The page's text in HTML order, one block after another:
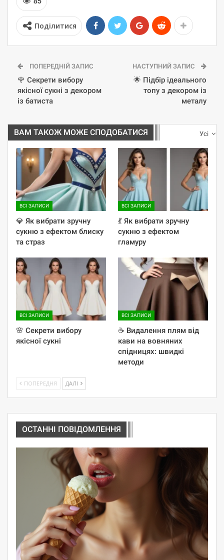
Поділитися
ПОПЕРЕДНІЙ ЗАПИС
🌹 Секрети вибору
якісної сукні з декором
із батиста
НАСТУПНИЙ ЗАПИС
🌟 Підбір ідеального
топу з декором із
металу
Усі
ВАМ ТАКОЖ МОЖЕ СПОДОБАТИСЯ
ВСІ ЗАПИСИ
💎 Як вибрати зручну
сукню з ефектом блиску
та страз
ВСІ ЗАПИСИ
💃 Як вибрати зручну
сукню з ефектом
гламуру
ВСІ ЗАПИСИ
🌸 Секрети вибору
якісної сукні
ВСІ ЗАПИСИ
☕️ Видалення плям від
кави на вовняних
спідницях: швидкі
методи
ПОПЕРЕДНЯ ДАЛІ
ОСТАННІ ПОВІДОМЛЕННЯ